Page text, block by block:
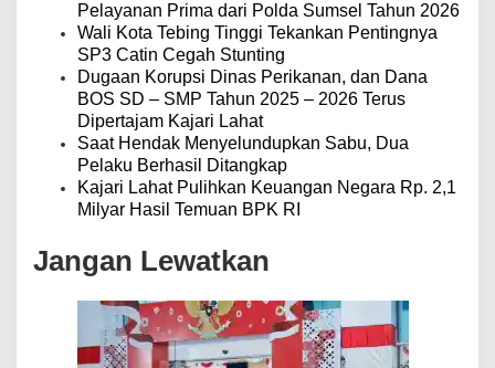
Pelayanan Prima dari Polda Sumsel Tahun 2026
Wali Kota Tebing Tinggi Tekankan Pentingnya
SP3 Catin Cegah Stunting
Dugaan Korupsi Dinas Perikanan, dan Dana
BOS SD – SMP Tahun 2025 – 2026 Terus
Dipertajam Kajari Lahat
Saat Hendak Menyelundupkan Sabu, Dua
Pelaku Berhasil Ditangkap
Kajari Lahat Pulihkan Keuangan Negara Rp. 2,1
Milyar Hasil Temuan BPK RI
Jangan Lewatkan